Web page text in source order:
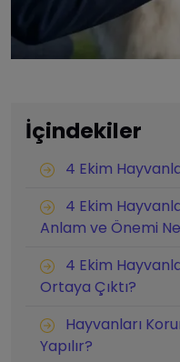
İçindekiler
4 Ekim
4 Ekim
Anlam ve Önemi
4 Ekim
Ortaya Çıktı?
Hayvanları
Yapılır?